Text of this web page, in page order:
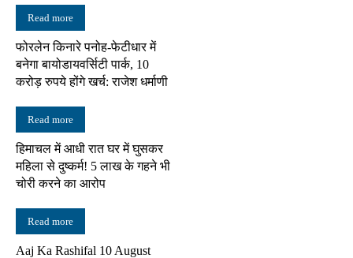
Read more
फोरलेन किनारे पनोह-फेटीधार में
बनेगा बायोडायवर्सिटी पार्क, 10
करोड़ रुपये होंगे खर्च: राजेश धर्माणी
Read more
हिमाचल में आधी रात घर में घुसकर
महिला से दुष्कर्म! 5 लाख के गहने भी
चोरी करने का आरोप
Read more
Aaj Ka Rashifal 10 August